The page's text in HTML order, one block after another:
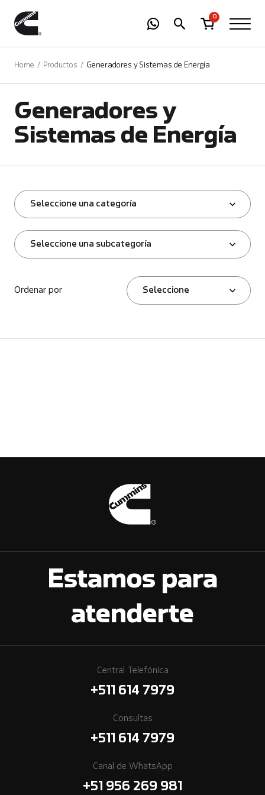
0
Home Productos Generadores y Sistemas de Energía
Generadores y
Sistemas de Energía
Seleccione una categoría
Seleccione una subcategoría
Ordenar por Seleccione
Estamos para
atenderte
Central Telefónica
+511 614 7979
Consultas
+511 614 7979
Canal de WhatsApp
+51 956 269 981